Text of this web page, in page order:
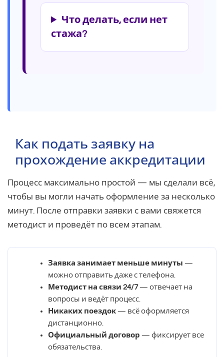
Что делать, если нет
стажа?
Как подать заявку на
прохождение аккредитации
Процесс максимально простой — мы сделали всё,
чтобы вы могли начать оформление за несколько
минут. После отправки заявки с вами свяжется
методист и проведёт по всем этапам.
Заявка занимает меньше минуты —
можно отправить даже с телефона.
Методист на связи 24/7— отвечает на
вопросы и ведёт процесс.
Никаких поездок — всё оформляется
дистанционно.
Официальный договор — фиксирует все
обязательства.